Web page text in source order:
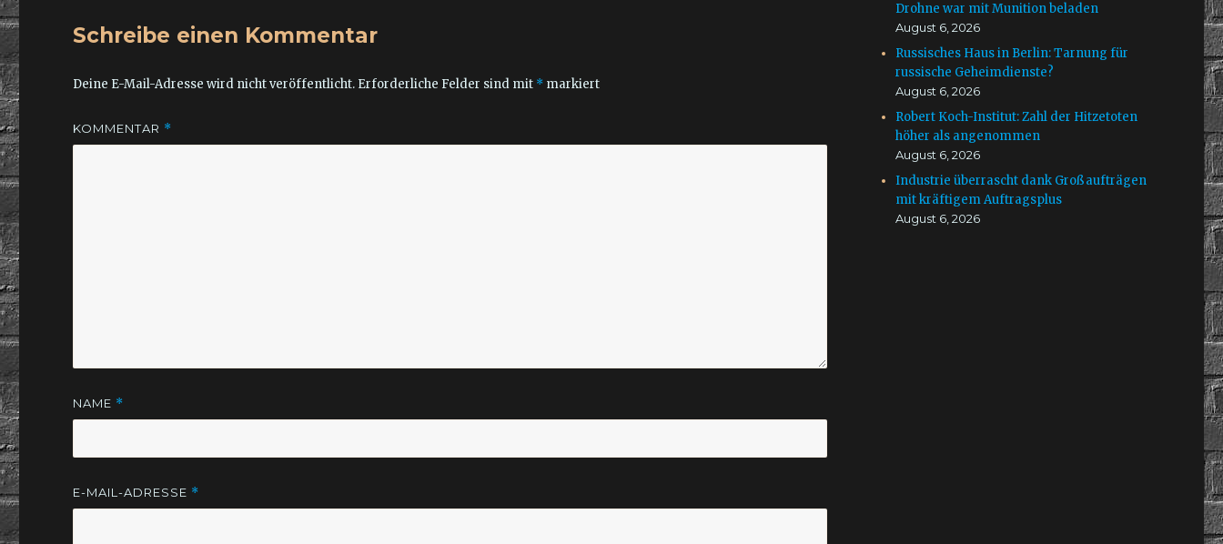
Schreibe einen Kommentar
Deine E-Mail-Adresse wird nicht veröffentlicht. Erforderliche Felder sind mit * markiert
KOMMENTAR *
NAME *
E-MAIL-ADRESSE *
Drohne war mit Munition beladen
August 6, 2026
Russisches Haus in Berlin: Tarnung für
russische Geheimdienste?
August 6, 2026
Robert Koch-Institut: Zahl der Hitzetoten
höher als angenommen
August 6, 2026
Industrie überrascht dank Großaufträgen
mit kräftigem Auftragsplus
August 6, 2026